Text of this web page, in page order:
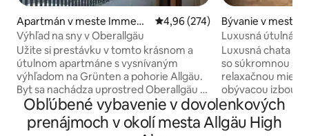
Apartmán v meste Immens
tadt
Priemerné ohodnotenie 4,96 z
4,96 (274)
Výhľad na sny v Oberallgäu
Užite si prestávku v tomto krásnom a
útulnom apartmáne s vysnívaným
výhľadom na Grünten a pohorie Allgäu.
Byt sa nachádza uprostred Oberallgäu s
mnohými lyžiarskymi strediskami,
bežeckými trasami, turistickými
chodníkmi, jazerami na kúpanie,
Bývanie v meste
Luxusná útulná
a terasou
Luxusná chata
so súkromnou
relaxačnou
obývacou izbou a
sprchovacím
vybavenou
vybavená
Obľúbené vybavenie v dovolenkových
prenájmoch v okolí mesta Allgäu High